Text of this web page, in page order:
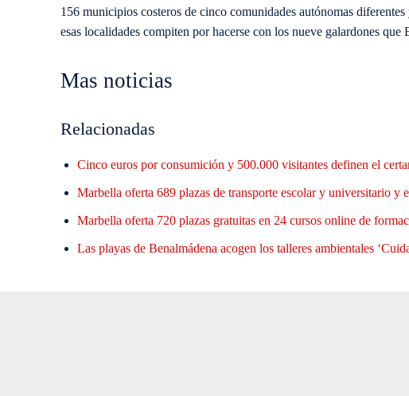
156 municipios costeros de cinco comunidades autónomas
esas localidades compiten por hacerse con los nueve galardones
Mas noticias
Relacionadas
Cinco euros por consumición y 500.000 visitantes definen el
Marbella oferta 689 plazas de transporte escolar y universitario y
Marbella oferta 720 plazas gratuitas en 24 cursos online de
Las playas de Benalmádena acogen los talleres ambientales